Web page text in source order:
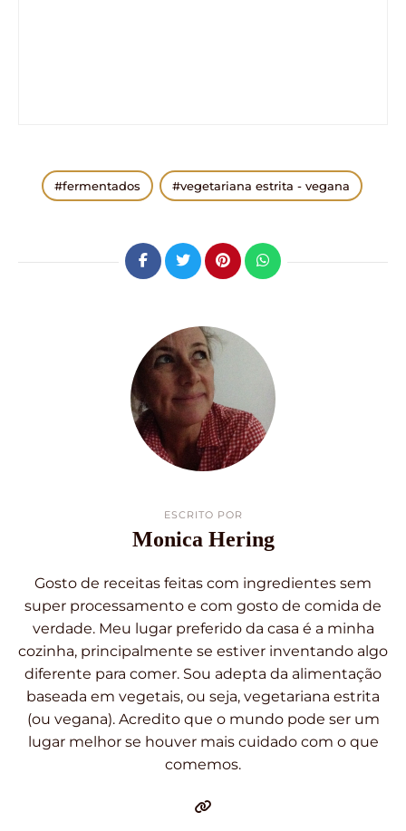
fermentados vegetariana estrita - vegana
ESCRITO POR
Monica Hering
Gosto de receitas feitas com ingredientes sem
super processamento e com gosto de comida de
verdade. Meu lugar preferido da casa é a minha
cozinha, principalmente se estiver inventando algo
diferente para comer. Sou adepta da alimentação
baseada em vegetais, ou seja, vegetariana estrita
(ou vegana). Acredito que o mundo pode ser um
lugar melhor se houver mais cuidado com o que
comemos.